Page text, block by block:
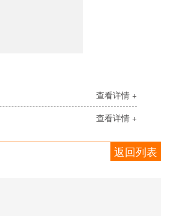
查看详情 +
查看详情 +
返回列表